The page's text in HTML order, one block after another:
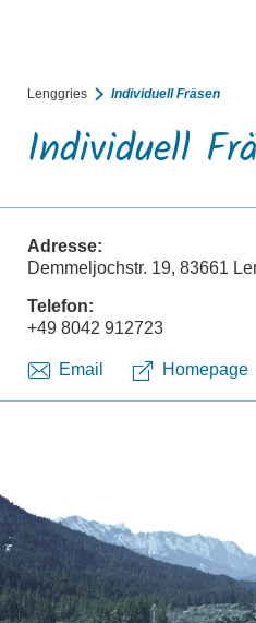
Lenggries Individuell Fräsen
Individuell
Adresse:
Demmeljochstr. 19, 83661
Telefon:
+49 8042 912723
Email Homepage